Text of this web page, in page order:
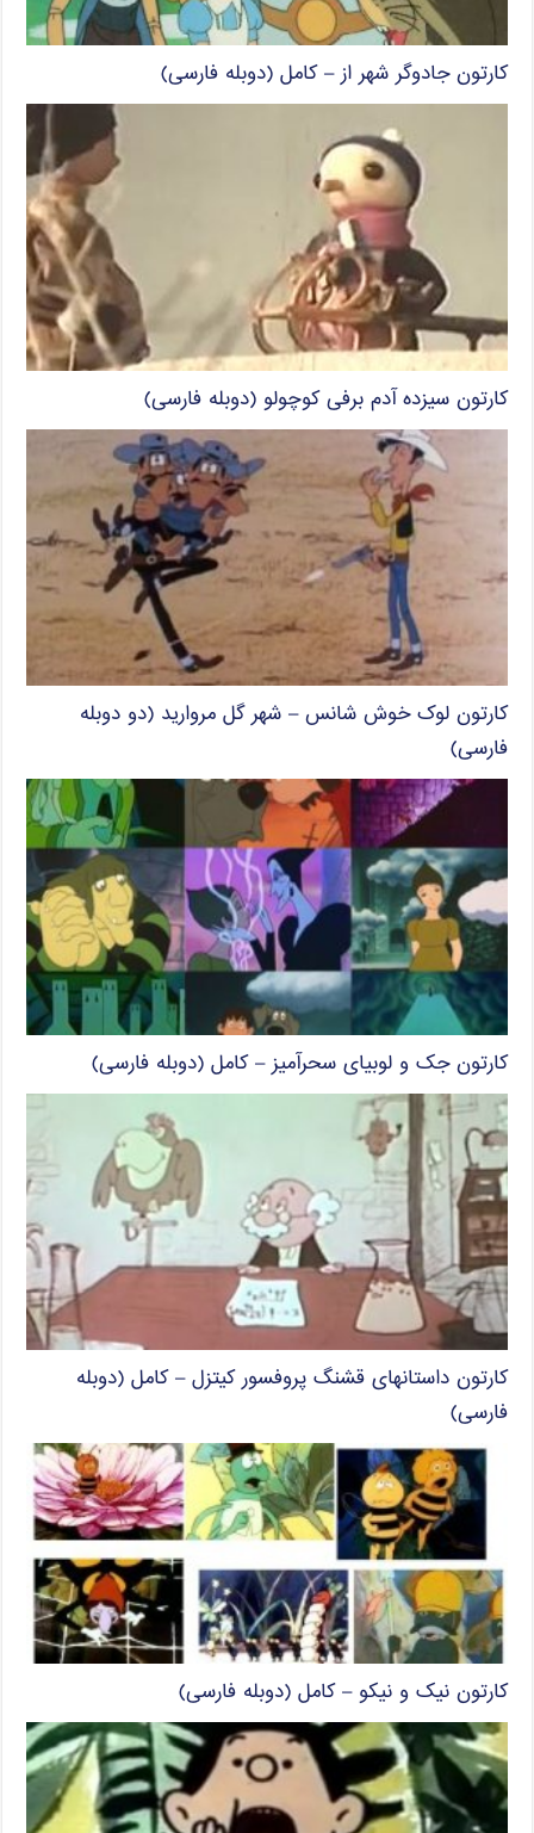
کارتون جادوگر شهر از – کامل (دوبله فارسی)
کارتون سیزده آدم برفی کوچولو (دوبله فارسی)
کارتون لوک خوش شانس – شهر گل مروارید (دو دوبله
فارسی)
کارتون جک و لوبیای سحرآمیز – کامل (دوبله فارسی)
کارتون داستانهای قشنگ پروفسور کیتزل – کامل (دوبله
فارسی)
کارتون نیک و نیکو – کامل (دوبله فارسی)